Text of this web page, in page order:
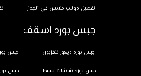
تفصيل دولاب ملابس في الجدار
جبس بورد اسقف
جبس بورد ديكور تلفزيون جبس
جبس بورد شاشات بسيط جبس